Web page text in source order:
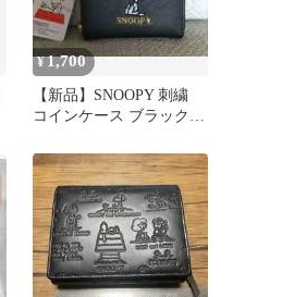
¥1,700
【新品】SNOOPY 刺繍
コインケース ブラック